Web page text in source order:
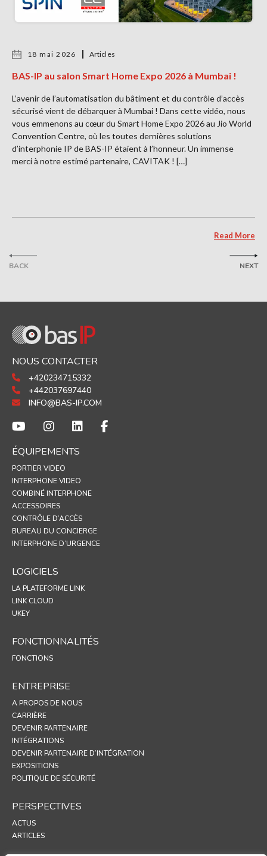
BACK
18 mai 2026 Articles
BAS-IP au salon Smart Home Expo 2026 à Mumbai !
L’avenir de l’automatisation du bâtiment et du contrôle d’accès
sécurisé vient de débarquer à Mumbai ! Dans cette vidéo, nous
vous emmenons au cœur du Smart Home Expo 2026 au Jio World
Convention Centre, où les toutes dernières solutions
d’interphonie IP de BAS-IP étaient à l’honneur. Un immense
merci à notre estimé partenaire, CAVITAK ! […]
Read More
NEXT
NOUS CONTACTER
+420234715332
+442037697440
INFO@BAS-IP.COM
ÉQUIPEMENTS
PORTIER VIDEO
INTERPHONE VIDEO
COMBINÉ INTERPHONE
ACCESSOIRES
CONTRÔLE D’ACCÈS
BUREAU DU CONCIERGE
INTERPHONE D’URGENCE
LOGICIELS
LA PLATEFORME LINK
LINK CLOUD
UKEY
FONCTIONNALITÉS
FONCTIONS
ENTREPRISE
A PROPOS DE NOUS
CARRIÈRE
DEVENIR PARTENAIRE
INTÉGRATIONS
DEVENIR PARTENAIRE D’INTÉGRATION
EXPOSITIONS
POLITIQUE DE SÉCURITÉ
PERSPECTIVES
ACTUS
ARTICLES